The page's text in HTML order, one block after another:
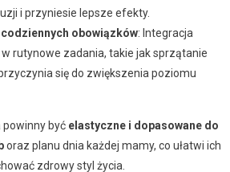
i przyniesie lepsze efekty.
codziennych obowiązków: Integracja
rutynowe zadania, takie jak sprzątanie
się do zwiększenia poziomu
powinny być elastyczne i dopasowane do
oraz planu dnia każdej mamy, co ułatwi ich
zdrowy styl życia.